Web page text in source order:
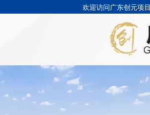
欢迎访问广东创元项